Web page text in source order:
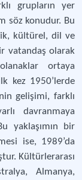
grupların yer
söz konudur. Bu
kültürel, dil ve
vatandaş olarak
ortaya
kez 1950’lerde
gelişimi, farklı
davranmaya
yaklaşımın bir
ise, 1989’da
Kültürlerarası
Almanya,